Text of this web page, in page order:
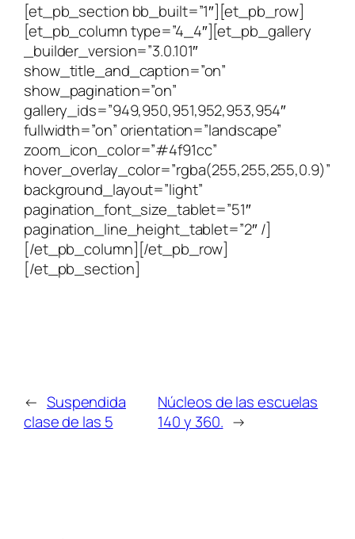
[et_pb_section bb_built=”1″][et_pb_row]
[et_pb_column type=”4_4″][et_pb_gallery
_builder_version=”3.0.101″
show_title_and_caption=”on”
show_pagination=”on”
gallery_ids=”949,950,951,952,953,954″
fullwidth=”on” orientation=”landscape”
zoom_icon_color=”#4f91cc”
hover_overlay_color=”rgba(255,255,255,0.9)”
background_layout=”light”
pagination_font_size_tablet=”51″
pagination_line_height_tablet=”2″ /]
[/et_pb_column][/et_pb_row]
[/et_pb_section]
← Suspendida
clase de las 5
Núcleos de las escuelas
140 y 360. →